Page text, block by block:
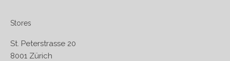
Stores
St. Peterstrasse 20
8001 Zürich